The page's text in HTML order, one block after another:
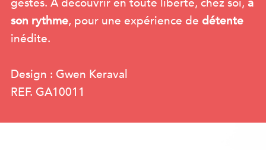
gestes. À découvrir en toute liberté, chez soi, à
son rythme, pour une expérience de détente
inédite.
Design : Gwen Keraval
REF. GA10011